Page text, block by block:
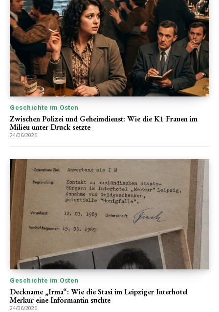
Geschichte im Osten
Zwischen Polizei und Geheimdienst: Wie die K1 Frauen im
Milieu unter Druck setzte
24/06/2026
Geschichte im Osten
Deckname „Irma“: Wie die Stasi im Leipziger Interhotel
Merkur eine Informantin suchte
24/06/2026